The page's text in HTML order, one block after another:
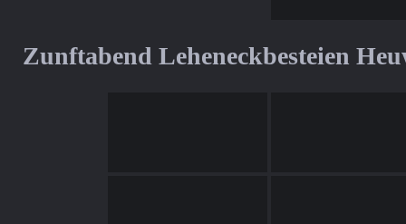
Zunftabend Leheneckbesteien